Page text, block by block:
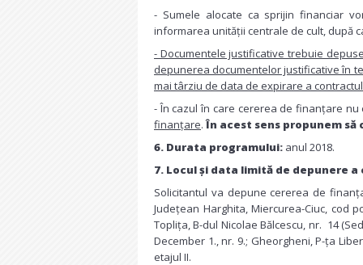
- Sumele alocate ca sprijin financiar
informarea unității centrale de cult, după
- Documentele justificative trebuie
depunerea documentelor justificative în
mai târziu de data de expirare a
- În cazul în care cererea de finanțare
finanțare.În acest sens propunem
6. Durata programului: anul 2018.
7. Locul și data limită de depunere
Solicitantul va depune cererea de
Județean Harghita, Miercurea-Ciuc, cod
Toplița, B-dul Nicolae Bălcescu, nr. 14
December 1., nr. 9.; Gheorgheni, P-ța
etajul II.